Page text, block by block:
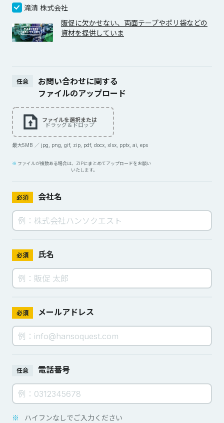
滝清 株式会社
販促に欠かせない、両面テープやポリ袋などの
資材を提供していま
任意
お問い合わせに関する
ファイルのアップロード
ファイルを選択または
ドラッグ＆ドロップ
最大5MB ／ jpg, png, gif, zip, pdf, docx, xlsx, pptx, ai, eps
ファイルが複数ある場合は、ZIPにまとめてアップロードをお願い
いたします。
必須 会社名
必須 氏名
必須 メールアドレス
任意 電話番号
※ ハイフンなしでご入力ください